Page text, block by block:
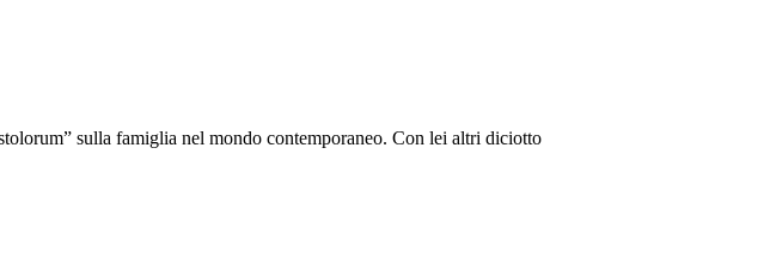
sulla famiglia nel mondo contemporaneo. Con lei altri diciotto